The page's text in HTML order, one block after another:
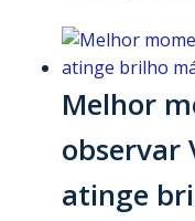
Melhor
observar
atinge